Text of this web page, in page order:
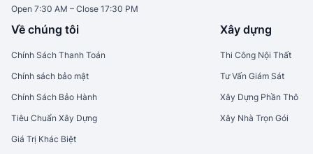
Open 7:30 AM – Close 17:30 PM
Về chúng tôi
Chính Sách Thanh Toán
Chính sách bảo mật
Chính Sách Bảo Hành
Tiêu Chuẩn Xây Dựng
Giá Trị Khác Biệt
Xây dựng
Thi Công Nội Thất
Tư Vấn Giám Sát
Xây Dựng Phần Thô
Xây Nhà Trọn Gói